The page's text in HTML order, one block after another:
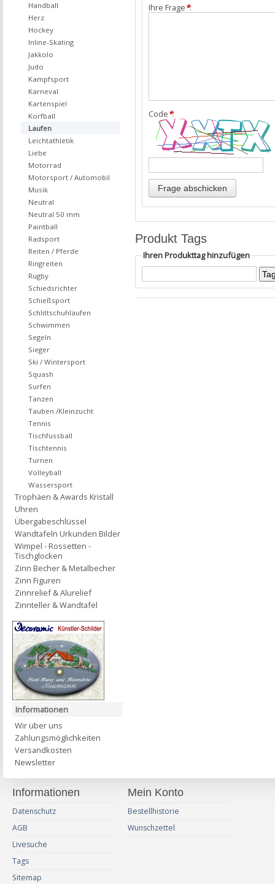
Ihre Frage*:
Code*:
Produkt Tags
Ihren Produkttag hinzufügen
Handball
Herz
Hockey
Inline-Skating
Jakkolo
Judo
Kampfsport
Karneval
Kartenspiel
Korfball
Laufen
Leichtathletik
Liebe
Motorrad
Motorsport / Automobil
Musik
Neutral
Neutral 50 mm
Paintball
Radsport
Reiten / Pferde
Ringreiten
Rugby
Schiedsrichter
Schießsport
Schlittschuhlaufen
Schwimmen
Segeln
Sieger
Ski / Wintersport
Squash
Surfen
Tanzen
Tauben /Kleinzucht
Tennis
Tischfussball
Tischtennis
Turnen
Volleyball
Wassersport
Trophäen & Awards Kristall
Uhren
Übergabeschlüssel
Wandtafeln Urkunden Bilder
Wimpel - Rossetten -
Tischglocken
Zinn Becher & Metalbecher
Zinn Figuren
Zinnrelief & Alurelief
Zinnteller & Wandtafel
Informationen
Wir über uns
Zahlungsmöglichkeiten
Versandkosten
Newsletter
Informationen
Datenschutz
AGB
Livesuche
Tags
Sitemap
Mein Konto
Bestellhistorie
Wunschzettel